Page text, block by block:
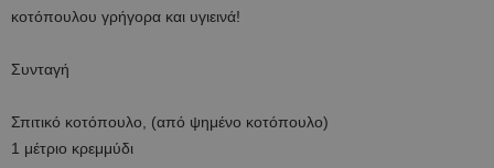
κοτόπουλου γρήγορα και υγιεινά!
Συνταγή
Σπιτικό κοτόπουλο, (από ψημένο κοτόπουλο)
1 μέτριο κρεμμύδι